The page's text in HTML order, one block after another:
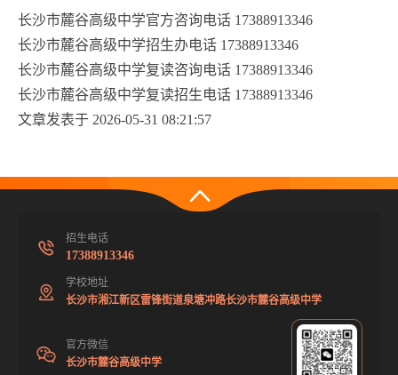
长沙市麓谷高级中学官方咨询电话 17388913346
长沙市麓谷高级中学招生办电话 17388913346
长沙市麓谷高级中学复读咨询电话 17388913346
长沙市麓谷高级中学复读招生电话 17388913346
文章发表于 2026-05-31 08:21:57
招生电话
17388913346
学校地址
长沙市湘江新区雷锋街道泉塘冲路长沙市麓谷高级中学
官方微信
长沙市麓谷高级中学